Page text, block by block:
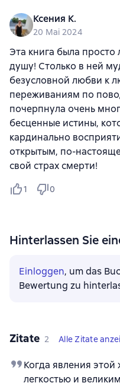
Ксения К.
20 Mai 2024
Эта книга была
душу! Столько в ней
безусловной любви к
переживаниям по
почерпнула очень
бесценные истины,
кардинально
открытым, по-
свой страх смерти!
1 0
Hinterlassen Sie
Einloggen, um das
Bewertung zu
Zitate 2 Alle Zitate
Когда явления этой
легкостью и